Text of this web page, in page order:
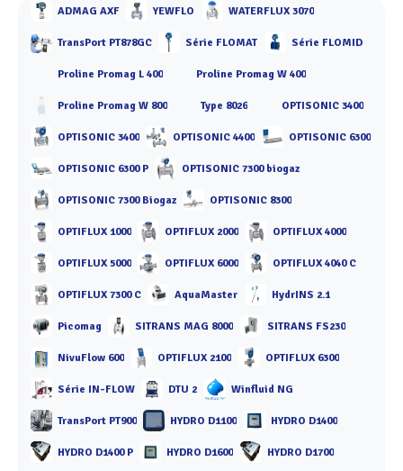
ADMAG AXF YEWFLO WATERFLUX 3070
TransPort PT878GC Série FLOMAT Série FLOMID
Proline Promag L 400 Proline Promag W 400
Proline Promag W 800 Type 8026 OPTISONIC 3400
OPTISONIC 3400 OPTISONIC 4400 OPTISONIC 6300
OPTISONIC 6300 P OPTISONIC 7300 biogaz
OPTISONIC 7300 Biogaz OPTISONIC 8300
OPTIFLUX 1000 OPTIFLUX 2000 OPTIFLUX 4000
OPTIFLUX 5000 OPTIFLUX 6000 OPTIFLUX 4040 C
OPTIFLUX 7300 C AquaMaster HydrINS 2.1
Picomag SITRANS MAG 8000 SITRANS FS230
NivuFlow 600 OPTIFLUX 2100 OPTIFLUX 6300
Série IN-FLOW DTU 2 Winfluid NG
TransPort PT900 HYDRO D1100 HYDRO D1400
HYDRO D1400 P HYDRO D1600 HYDRO D1700